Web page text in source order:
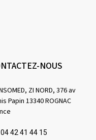
NOUS
ZI NORD, 376 av
Papin 13340 ROGNAC
04 42 41 44 15